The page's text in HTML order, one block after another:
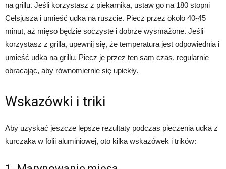
na grillu. Jeśli korzystasz z piekarnika, ustaw go na 180 stopni
Celsjusza i umieść udka na ruszcie. Piecz przez około 40-45
minut, aż mięso będzie soczyste i dobrze wysmażone. Jeśli
korzystasz z grilla, upewnij się, że temperatura jest odpowiednia i
umieść udka na grillu. Piecz je przez ten sam czas, regularnie
obracając, aby równomiernie się upiekły.
Wskazówki i triki
Aby uzyskać jeszcze lepsze rezultaty podczas pieczenia udka z
kurczaka w folii aluminiowej, oto kilka wskazówek i trików: